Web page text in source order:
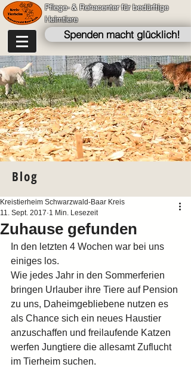
Pflege- & Rehacenter für bedürftige
Heimtiere
Spenden macht glücklich!
Blog
Zuhause gefunden
Kreistierheim Schwarzwald-Baar Kreis
11. Sept. 2017 1 Min. Lesezeit
In den letzten 4 Wochen war bei uns
einiges los.
Wie jedes Jahr in den Sommerferien
bringen Urlauber ihre Tiere auf Pension
zu uns, Daheimgebliebene nutzen es
als Chance sich ein neues Haustier
anzuschaffen und freilaufende Katzen
werfen Jungtiere die allesamt Zuflucht
im Tierheim suchen.